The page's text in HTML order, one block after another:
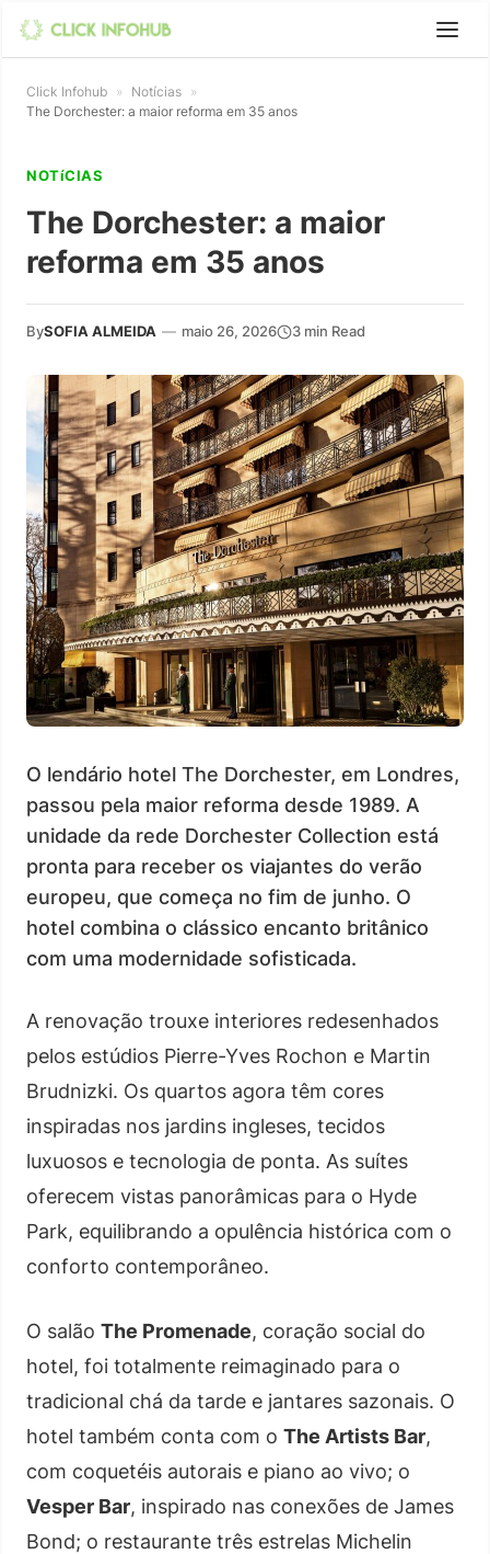
Click Infohub » Notícias »
The Dorchester: a maior reforma em 35 anos
NOTíCIAS
The Dorchester: a maior
reforma em 35 anos
BySOFIA ALMEIDA — maio 26, 2026 3 min Read
O lendário hotel The Dorchester, em Londres,
passou pela maior reforma desde 1989. A
unidade da rede Dorchester Collection está
pronta para receber os viajantes do verão
europeu, que começa no fim de junho. O
hotel combina o clássico encanto britânico
com uma modernidade sofisticada.
A renovação trouxe interiores redesenhados
pelos estúdios Pierre-Yves Rochon e Martin
Brudnizki. Os quartos agora têm cores
inspiradas nos jardins ingleses, tecidos
luxuosos e tecnologia de ponta. As suítes
oferecem vistas panorâmicas para o Hyde
Park, equilibrando a opulência histórica com o
conforto contemporâneo.
O salão The Promenade, coração social do
hotel, foi totalmente reimaginado para o
tradicional chá da tarde e jantares sazonais. O
hotel também conta com o The Artists Bar,
com coquetéis autorais e piano ao vivo; o
Vesper Bar, inspirado nas conexões de James
Bond; o restaurante três estrelas Michelin